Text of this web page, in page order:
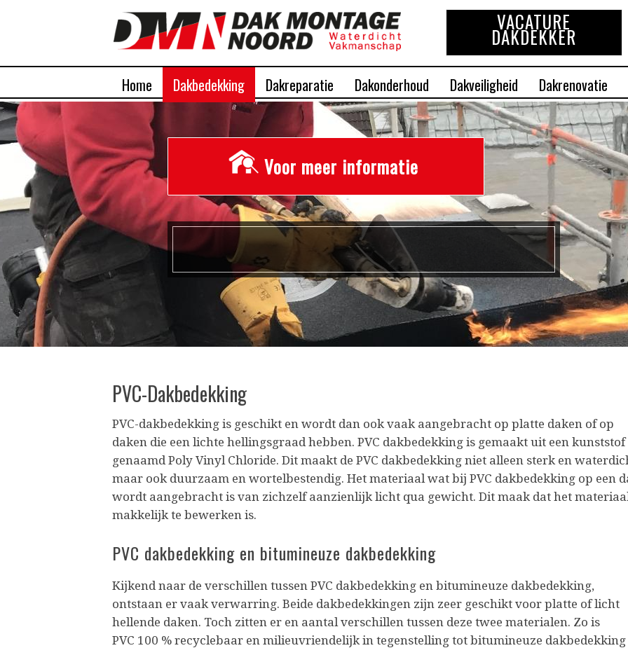
Home Dakbedekking Dakreparatie Dakonderhoud Dakveiligheid Dakrenovatie
PVC-Dakbedekking
PVC-dakbedekking is geschikt en wordt dan ook vaak aangebracht op platte daken of op
daken die een lichte hellingsgraad hebben. PVC dakbedekking is gemaakt uit een kunststof
genaamd Poly Vinyl Chloride. Dit maakt de PVC dakbedekking niet alleen sterk en
maar ook duurzaam en wortelbestendig. Het materiaal wat bij PVC dakbedekking op een
wordt aangebracht is van zichzelf aanzienlijk licht qua gewicht. Dit maak dat het
makkelijk te bewerken is.
PVC dakbedekking en bitumineuze dakbedekking
Kijkend naar de verschillen tussen PVC dakbedekking en bitumineuze dakbedekking,
ontstaan er vaak verwarring. Beide dakbedekkingen zijn zeer geschikt voor platte of licht
hellende daken. Toch zitten er en aantal verschillen tussen deze twee materialen. Zo is
PVC 100 % recyclebaar en milieuvriendelijk in tegenstelling tot bitumineuze dakbedekking
Voor meer informatie
VACATURE
DAKDEKKER